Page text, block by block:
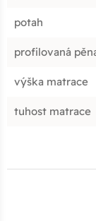
potah
profilovaná
výška matrace
tuhost matrace